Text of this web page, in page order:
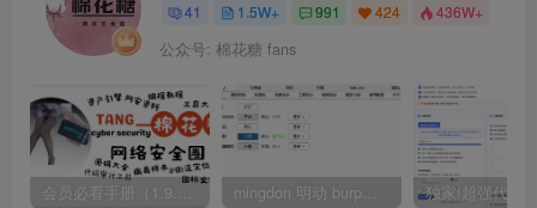
41 1.5W+ 991 424 436W+
公众号: 棉花糖 fans
会员必看手册（1.9.0版本 26.4.5更新） mingdon 明动 burp插件0.2.6版本 本地时间校验去除版